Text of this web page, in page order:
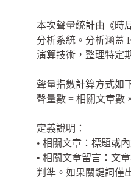
本次聲量統計由《時
分析系統。分析涵蓋
演算技術，整理特定
聲量指數計算方式如
聲量數 = 相關文章數
定義說明：
• 相關文章：標題或
• 相關文章留言：文
判準。如果關鍵詞僅